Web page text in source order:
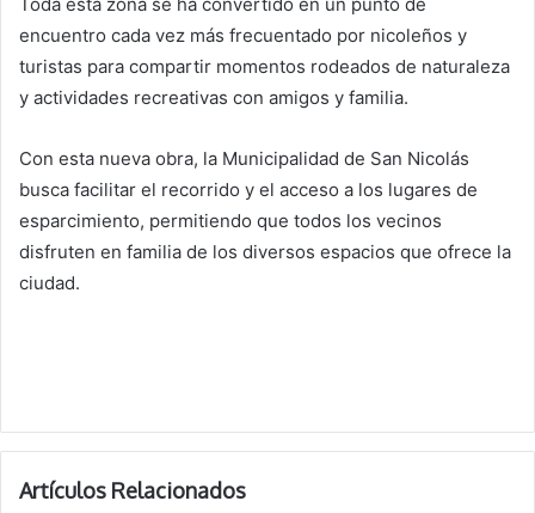
encuentro cada vez más frecuentado por nicoleños y
turistas para compartir momentos rodeados de naturaleza
y actividades recreativas con amigos y familia.
Con esta nueva obra, la Municipalidad de San Nicolás
busca facilitar el recorrido y el acceso a los lugares de
esparcimiento, permitiendo que todos los vecinos
disfruten en familia de los diversos espacios que ofrece la
ciudad.
Artículos Relacionados